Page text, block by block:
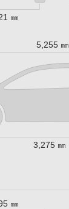
㎜
5,255 ㎜
3,275 ㎜
㎜